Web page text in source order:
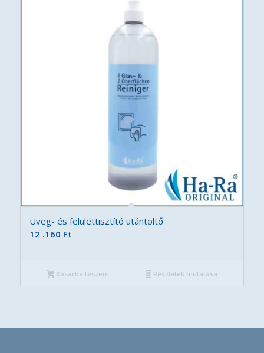
Üveg- és felülettisztító utántöltő
12 .160 Ft
Kosárba teszem Részletek mutatása